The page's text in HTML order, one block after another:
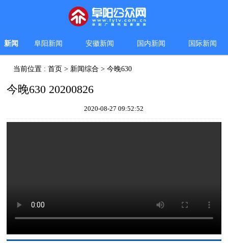
新闻 阜阳新闻 安徽新闻 国内新闻 国际新闻
当前位置 :首页 > 新闻综合 >今晚630
今晚630 20200826
2020-08-27 09:52:52